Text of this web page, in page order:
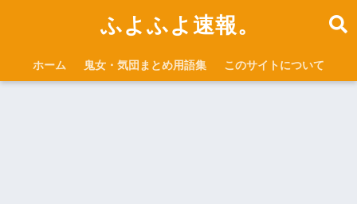
ふよふよ速報。
ホーム 鬼女・気団まとめ用語集 このサイトについて